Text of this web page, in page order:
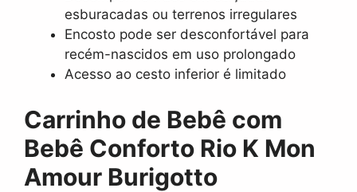
esburacadas ou terrenos irregulares
Encosto pode ser desconfortável para
recém-nascidos em uso prolongado
Acesso ao cesto inferior é limitado
Carrinho de Bebê com
Bebê Conforto Rio K Mon
Amour Burigotto